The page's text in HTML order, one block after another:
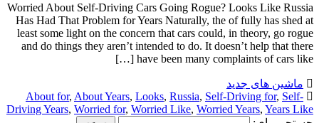
Worried About Self-Driving Cars Going Rogue? Looks Like Russia
Has Had That Problem for Years Naturally, the of fully has shed at
least some light on the concern that cars could, in theory, go rogue
and do things they aren’t intended to do. It doesn’t help that there
have been many complaints of cars like […]
ماشین های جدید
About for, About Years, Looks, Russia, Self-Driving for, Self-
Driving Years, Worried for, Worried Like, Worried Years, Years Like